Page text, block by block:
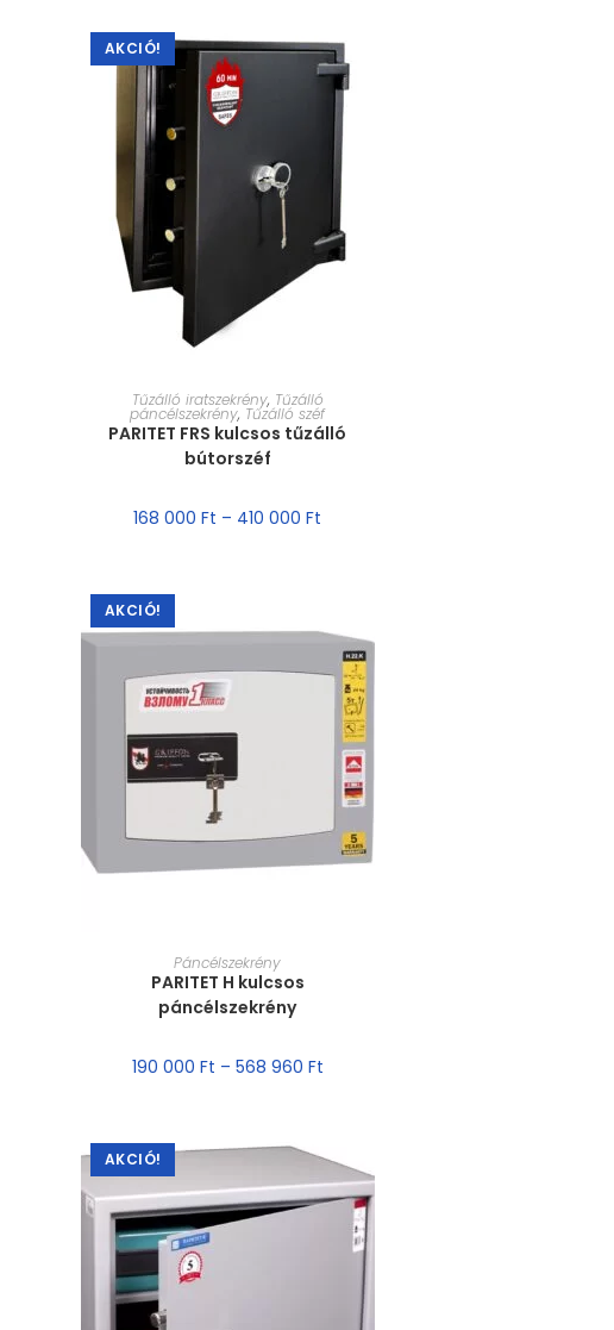
AKCIÓ!
MÉRET VÁLASZTÁSA
Tűzálló iratszekrény, Tűzálló
páncélszekrény, Tűzálló széf
PARITET FRS kulcsos tűzálló
bútorszéf
168 000Ft – 410 000Ft
AKCIÓ!
MÉRET VÁLASZTÁSA
Páncélszekrény
PARITET H kulcsos
páncélszekrény
190 000 Ft – 568 960 Ft
AKCIÓ!